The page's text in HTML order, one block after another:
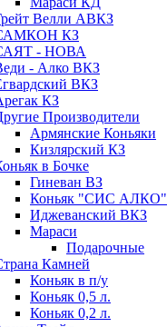
Велли АВКЗ
КЗ
- НОВА
- Алко ВКЗ
ВКЗ
КЗ
Производители
Армянские Коньяки
Кизлярский КЗ
в Бочке
Гиневан ВЗ
Коньяк "СИС АЛКО"
Иджеванский ВКЗ
Мараси
Подарочные
Камней
Коньяк в п/у
Коньяк 0,5 л.
Коньяк 0,2 л.